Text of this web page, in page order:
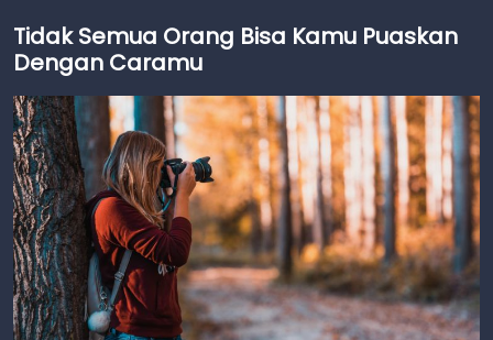
Tidak Semua Orang Bisa Kamu Puaskan
Dengan Caramu